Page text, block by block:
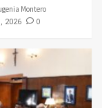
Montero
2026 0